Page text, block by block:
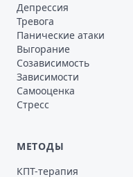
Депрессия
Тревога
Панические атаки
Выгорание
Созависимость
Зависимости
Самооценка
Стресс
МЕТОДЫ
КПТ-терапия